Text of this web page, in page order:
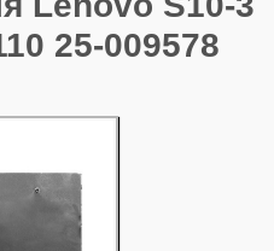
25-009578